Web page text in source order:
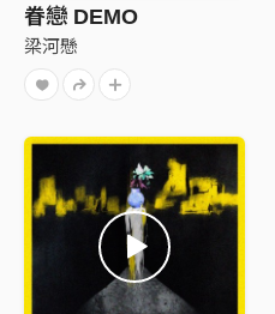
眷戀 DEMO
梁河懸